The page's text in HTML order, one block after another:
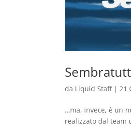
da Liquid Staff|21
…ma, invece, è un
realizzato dal team